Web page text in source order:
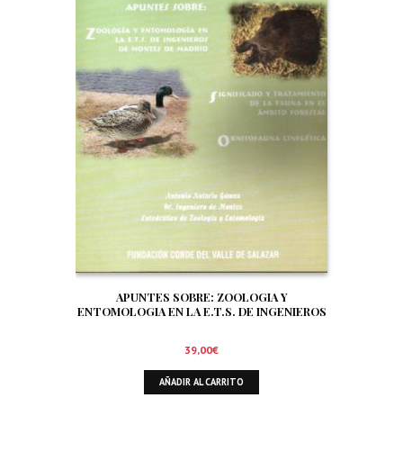
APUNTES SOBRE: ZOOLOGIA Y
ENTOMOLOGIA EN LA E.T.S. DE INGENIEROS
FORESTAL. ORNITOFAUNA CINEGETICA
39,00€
AÑADIR AL CARRITO